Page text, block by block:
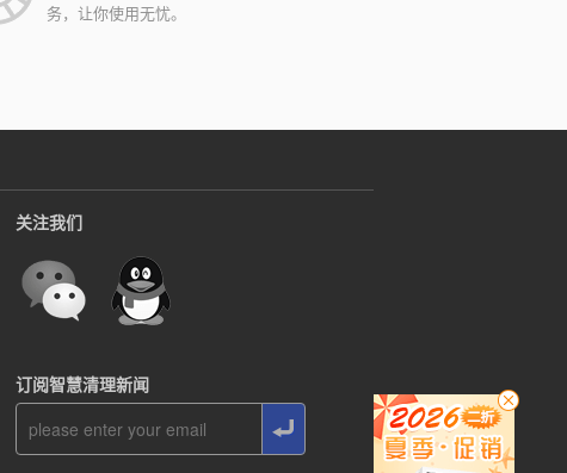
务，让你使用无忧。
关注我们
订阅智慧清理新闻